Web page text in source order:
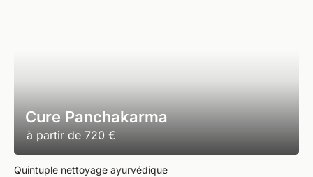
Cure Panchakarma
à partir de 720 €
Quintuple nettoyage ayurvédique